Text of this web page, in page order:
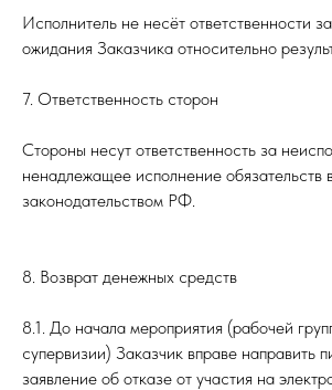
Исполнитель не несёт ответственности
ожидания Заказчика относительно
7. Ответственность сторон
Стороны несут ответственность за
ненадлежащее исполнение обязательств
законодательством РФ.
8. Возврат денежных средств
8.1. До начала мероприятия (рабочей
супервизии) Заказчик вправе направить
заявление об отказе от участия на